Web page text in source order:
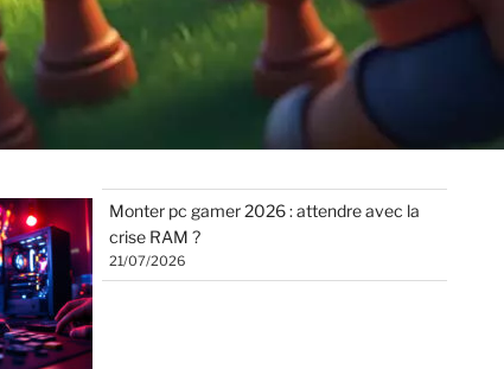
Monter pc gamer 2026 : attendre avec la
crise RAM ?
21/07/2026